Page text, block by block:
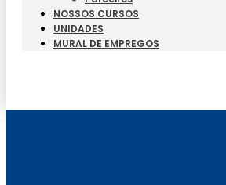
NOSSOS CURSOS
UNIDADES
MURAL DE EMPREGOS